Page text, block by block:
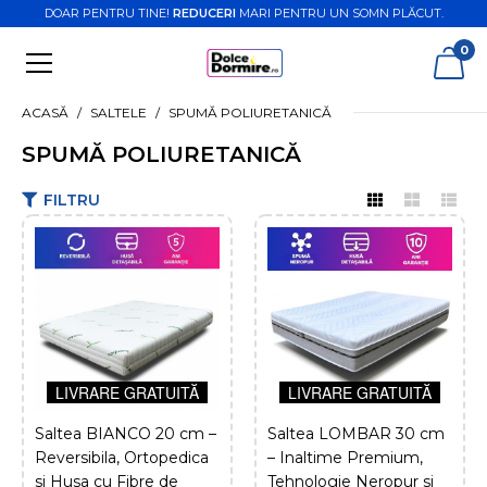
DOAR PENTRU TINE! REDUCERIMARI PENTRU UN SOMN PLĂCUT.
0
ACASĂ SALTELE SPUMĂ POLIURETANICĂ
SPUMĂ POLIURETANICĂ
FILTRU
LIVRARE GRATUITĂ
DOLCEDORMIRE
Saltea BIANCO 20 cm –
Reversibila, Ortopedica
si Husa cu Fibre de
Bambus
1.199,00 Lei 948,98 Lei
ADAUGĂ ÎN COŞ
LIVRARE GRATUITĂ
Saltea BIANCO 20 cm –
Reversibila, Ortopedica
si Husa cu Fibre de
LIVRARE GRATUITĂ
Saltea LOMBAR 30 cm
– Inaltime Premium,
Tehnologie Neropur si